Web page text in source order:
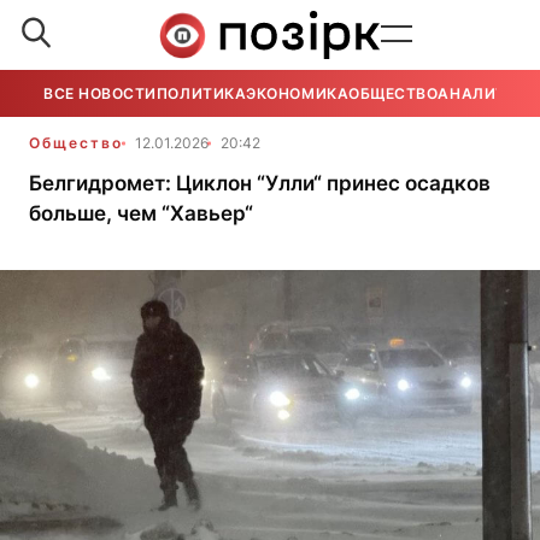
ВСЕ НОВОСТИ ПОЛИТИКАЭКОНОМИКАОБЩЕСТВОАНАЛИТИКА
Общество 12.01.2026 20:42
Белгидромет: Циклон “Улли“ принес осадков
больше, чем “Хавьер“